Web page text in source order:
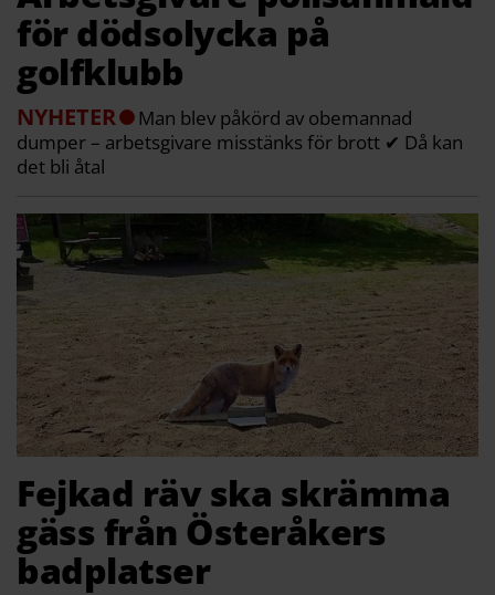
för dödsolycka på
golfklubb
NYHETER
Man blev påkörd av obemannad
dumper – arbetsgivare misstänks för brott ✔ Då kan
det bli åtal
Fejkad räv ska skrämma
gäss från Österåkers
badplatser